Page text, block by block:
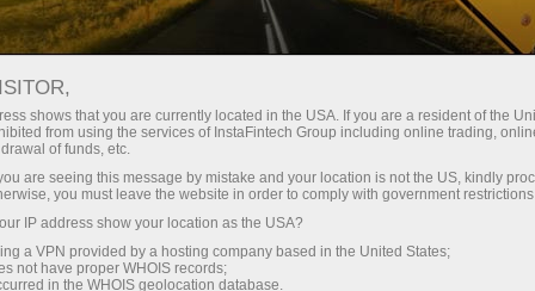
Новини ринку Форекс
Р¤СЊСЋС‡РΜСЂСЃС‹ РЎРЁРЂ
СЃРҐРΜСЂР¶РЁРІР°СЋС‚СЃСЏ
РЅР° РЇСЂРΜР¶РЅРЁС…
СЃСЂРЅРІРЅСЏС… РЅР°
РЅР°РҐРΜР¶РҐР°С… РЇРЅ
shows that you are currently located in the USA. If you are a resident of the
from using the services of InstaFintech Group including online trading,
of funds, etc.
are seeing this message by mistake and your location is not the US, kindly
you must leave the website in order to comply with government
IP address show your location as the USA?
a VPN provided by a hosting company based in the United States;
not have proper WHOIS records;
in the WHOIS geolocation database.